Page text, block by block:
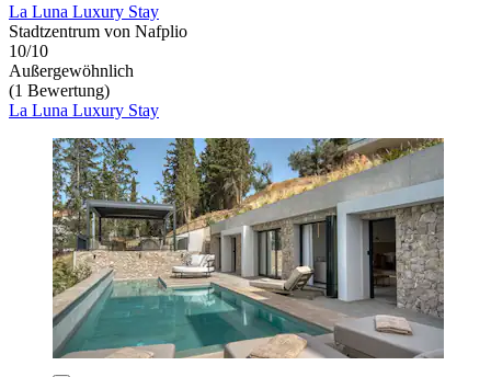
La Luna Luxury Stay
Stadtzentrum von Nafplio
10/10
Außergewöhnlich
(1 Bewertung)
La Luna Luxury Stay